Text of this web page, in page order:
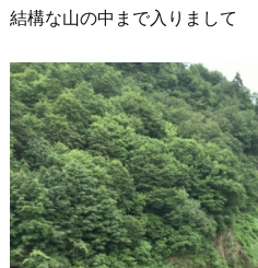
結構な山の中まで入りまして